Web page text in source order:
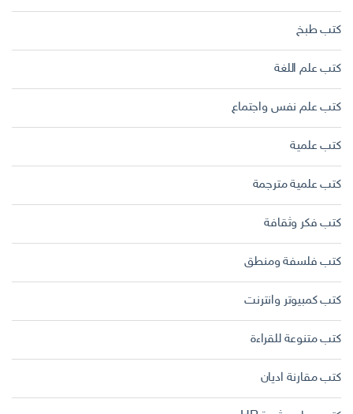
كتب طبخ
كتب علم اللغة
كتب علم نفس واجتماع
كتب علمية
كتب علمية مترجمة
كتب فكر وثقافة
كتب فلسفة ومنطق
كتب كمبيوتر وانترنت
كتب متنوعة للقراءة
كتب مقارنة اديان